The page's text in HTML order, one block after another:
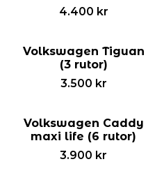
4.400 kr
Volkswagen Tiguan
(3 rutor)
3.500 kr
Volkswagen Caddy
maxi life (6 rutor)
3.900 kr